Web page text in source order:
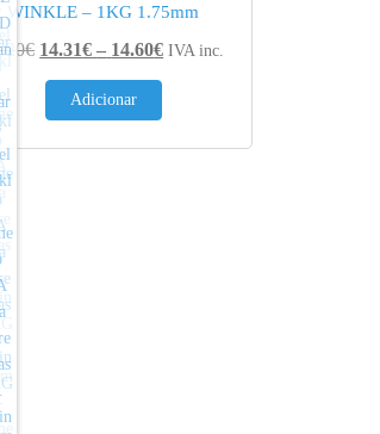
14.60€
WINKLE – 1KG 1.75mm
€ 14.31€ – 14.60€Price range: 14.31€
IVA inc.
Adicionar